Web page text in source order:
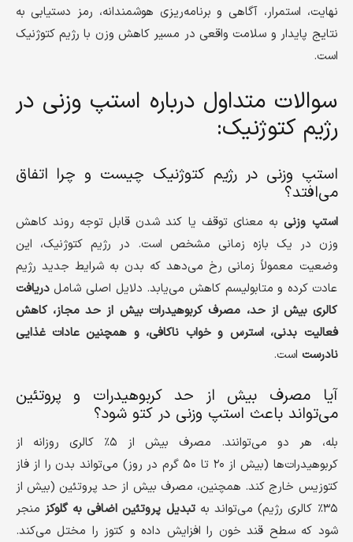
نهایت، استمرار، آگاهی و برنامه‌ریزی هوشمندانه، رمز دستیابی به
نتایج پایدار و سلامت واقعی در مسیر کاهش وزن با رژیم کتوژنیک
است.
سوالات متداول درباره استپ وزنی در
رژیم کتوژنیک:
استپ وزنی در رژیم کتوژنیک چیست و چرا اتفاق
می‌افتد؟
استپ وزنیبه معنای توقف یا کند شدن قابل توجه روند کاهش
وزن در یک بازه زمانی مشخص است. در رژیم کتوژنیک، این
وضعیت معمولاً زمانی رخ می‌دهد که بدن به شرایط جدید رژیم
عادت کرده و متابولیسم کاهش می‌یابد. دلایل اصلی شاملدریافت
کالری بیش از حد، مصرف کربوهیدرات بیش از حد مجاز، کاهش
فعالیت بدنی، استرس و خواب ناکافی، و همچنین عادات غذایی
نادرست است.
آیا مصرف بیش از حد کربوهیدرات و پروتئین
می‌تواند باعث استپ وزنی در کتو شود؟
بله، هر دو می‌توانند. مصرف بیش از ۵٪ کالری روزانه از
کربوهیدرات‌ها (بیش از ۲۰ تا ۵۰ گرم در روز) می‌تواند بدن را از فاز
کتوزیس خارج کند. همچنین، مصرف بیش از حد پروتئین (بیش از
۳۵٪ کالری رژیم) می‌تواند به
تبدیل پروتئین اضافی به گلوکز منجر
شود که سطح قند خون را افزایش داده و کتوز را مختل می‌کند.